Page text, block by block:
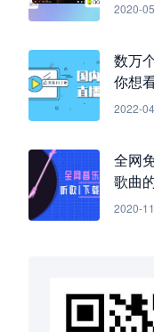
2020-
数万
你想
2022-
全网
歌曲
2020-